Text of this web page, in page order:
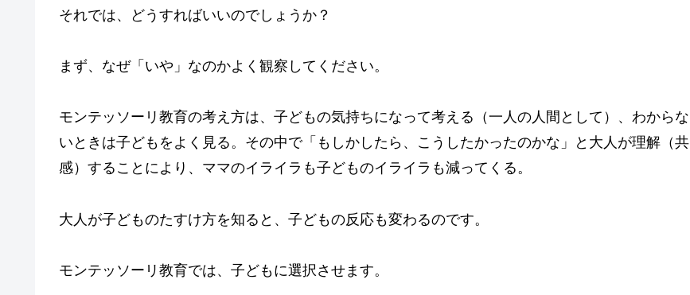
それでは、どうすればいいのでしょうか？
まず、なぜ「いや」なのかよく観察してください。
モンテッソーリ教育の考え方は、子どもの気持ちになって考える（一人の人間として）、わからな
いときは子どもをよく見る。その中で「もしかしたら、こうしたかったのかな」と大人が理解（共
感）することにより、ママのイライラも子どものイライラも減ってくる。
大人が子どものたすけ方を知ると、子どもの反応も変わるのです。
モンテッソーリ教育では、子どもに選択させます。